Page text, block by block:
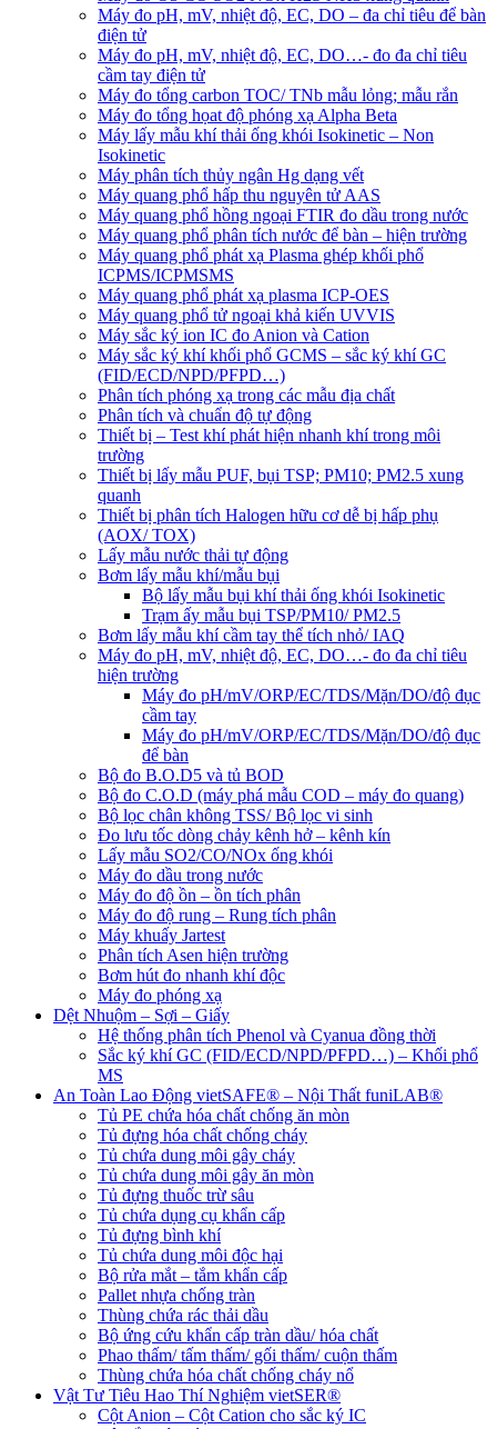
Máy đo pH, mV, nhiệt độ, EC, DO – đa chỉ tiêu để bàn
điện tử
Máy đo pH, mV, nhiệt độ, EC, DO…- đo đa chỉ tiêu
cầm tay điện tử
Máy đo tổng carbon TOC/ TNb mẫu lỏng; mẫu rắn
Máy đo tổng họat độ phóng xạ Alpha Beta
Máy lấy mẫu khí thải ống khói Isokinetic – Non
Isokinetic
Máy phân tích thủy ngân Hg dạng vết
Máy quang phổ hấp thu nguyên tử AAS
Máy quang phổ hồng ngoại FTIR đo dầu trong nước
Máy quang phổ phân tích nước để bàn – hiện trường
Máy quang phổ phát xạ Plasma ghép khối phổ
ICPMS/ICPMSMS
Máy quang phổ phát xạ plasma ICP-OES
Máy quang phổ tử ngoại khả kiến UVVIS
Máy sắc ký ion IC đo Anion và Cation
Máy sắc ký khí khối phổ GCMS – sắc ký khí GC
(FID/ECD/NPD/PFPD…)
Phân tích phóng xạ trong các mẫu địa chất
Phân tích và chuẩn độ tự động
Thiết bị – Test khí phát hiện nhanh khí trong môi
trường
Thiết bị lấy mẫu PUF, bụi TSP; PM10; PM2.5 xung
quanh
Thiết bị phân tích Halogen hữu cơ dễ bị hấp phụ
(AOX/ TOX)
Lấy mẫu nước thải tự động
Bơm lấy mẫu khí/mẫu bụi
Bộ lấy mẫu bụi khí thải ống khói Isokinetic
Trạm ấy mẫu bụi TSP/PM10/ PM2.5
Bơm lấy mẫu khí cầm tay thể tích nhỏ/ IAQ
Máy đo pH, mV, nhiệt độ, EC, DO…- đo đa chỉ tiêu
hiện trường
Máy đo pH/mV/ORP/EC/TDS/Mặn/DO/độ đục
cầm tay
Máy đo pH/mV/ORP/EC/TDS/Mặn/DO/độ đục
để bàn
Bộ đo B.O.D5 và tủ BOD
Bộ đo C.O.D (máy phá mẫu COD – máy đo quang)
Bộ lọc chân không TSS/ Bộ lọc vi sinh
Đo lưu tốc dòng chảy kênh hở – kênh kín
Lấy mẫu SO2/CO/NOx ống khói
Máy đo dầu trong nước
Máy đo độ ồn – ồn tích phân
Máy đo độ rung – Rung tích phân
Máy khuấy Jartest
Phân tích Asen hiện trường
Bơm hút đo nhanh khí độc
Máy đo phóng xạ
Dệt Nhuộm – Sợi – Giấy
Hệ thống phân tích Phenol và Cyanua đồng thời
Sắc ký khí GC (FID/ECD/NPD/PFPD…) – Khối phổ
MS
An Toàn Lao Động vietSAFE® – Nội Thất funiLAB®
Tủ PE chứa hóa chất chống ăn mòn
Tủ đựng hóa chất chống cháy
Tủ chứa dung môi gây cháy
Tủ chứa dung môi gây ăn mòn
Tủ đựng thuốc trừ sâu
Tủ chứa dụng cụ khẩn cấp
Tủ đựng bình khí
Tủ chứa dung môi độc hại
Bộ rửa mắt – tắm khẩn cấp
Pallet nhựa chống tràn
Thùng chứa rác thải dầu
Bộ ứng cứu khẩn cấp tràn dầu/ hóa chất
Phao thấm/ tấm thấm/ gối thấm/ cuộn thấm
Thùng chứa hóa chất chống cháy nổ
Vật Tư Tiêu Hao Thí Nghiệm vietSER®
Cột Anion – Cột Cation cho sắc ký IC